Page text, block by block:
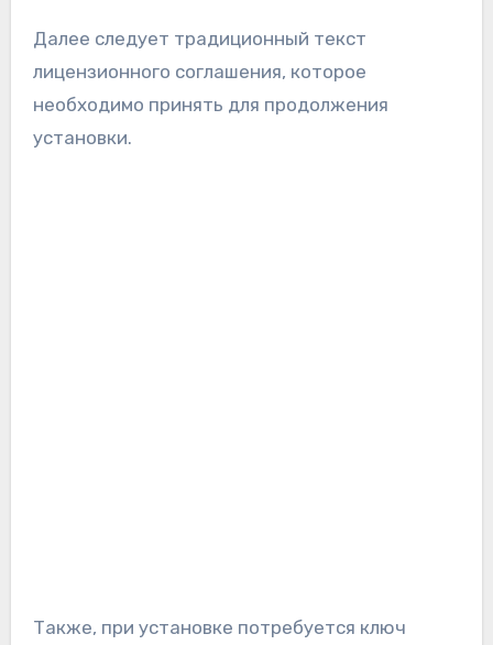
Далее следует традиционный текст
лицензионного соглашения, которое
необходимо принять для продолжения
установки.
Также, при установке потребуется ключ